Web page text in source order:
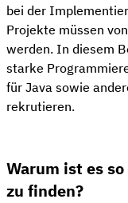
bei der
Projekte müssen
werden. In diesem
starke
für Java sowie
rekrutieren.
Warum ist es
zu finden?